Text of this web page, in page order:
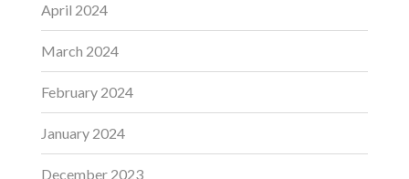
April 2024
March 2024
February 2024
January 2024
December 2023